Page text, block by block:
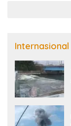
Internasional